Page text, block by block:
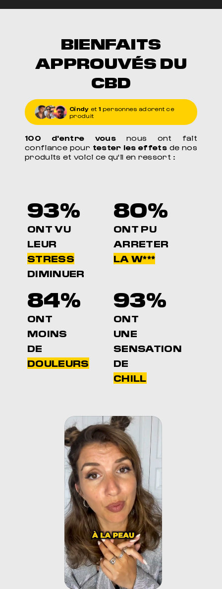
BIENFAITS
APPROUVÉS DU
CBD
Cindy et1 personnes adorent ce
produit
100 d'entre vousnous ont fait
confiance pour tester les effets de nos
produits et voici ce qu'il en ressort :
93%
ONT VU
LEUR
STRESS
DIMINUER
80%
ONT PU
ARRETER
LA W***
84%
ONT
MOINS
DE
DOULEURS
93%
ONT
UNE
SENSATION
DE
CHILL